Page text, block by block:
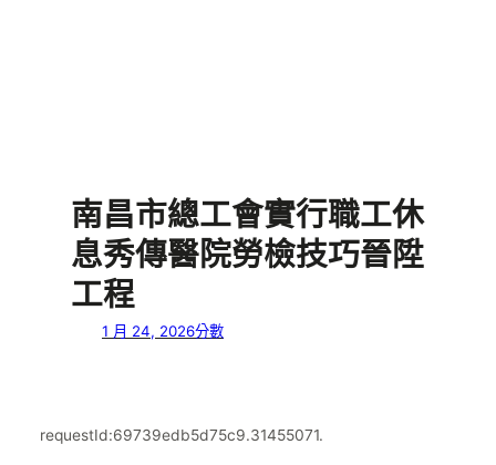
南昌市總工會實行職工休
息秀傳醫院勞檢技巧晉陞
工程
1 月 24, 2026分數
requestId:69739edb5d75c9.31455071.